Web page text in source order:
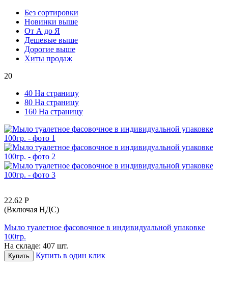
Без сортировки
Новинки выше
От А до Я
Дешевые выше
Дорогие выше
Хиты продаж
20
40 На страницу
80 На страницу
160 На страницу
22.62 Р
(Включая НДС)
Мыло туалетное фасовочное в индивидуальной упаковке
100гр.
На складе: 407 шт.
Купить Купить в один клик